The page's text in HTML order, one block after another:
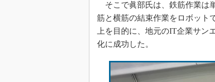
そこで眞部氏は、鉄筋作業は
筋と横筋の結束作業をロボット
上を目的に、地元のIT企業サン
化に成功した。